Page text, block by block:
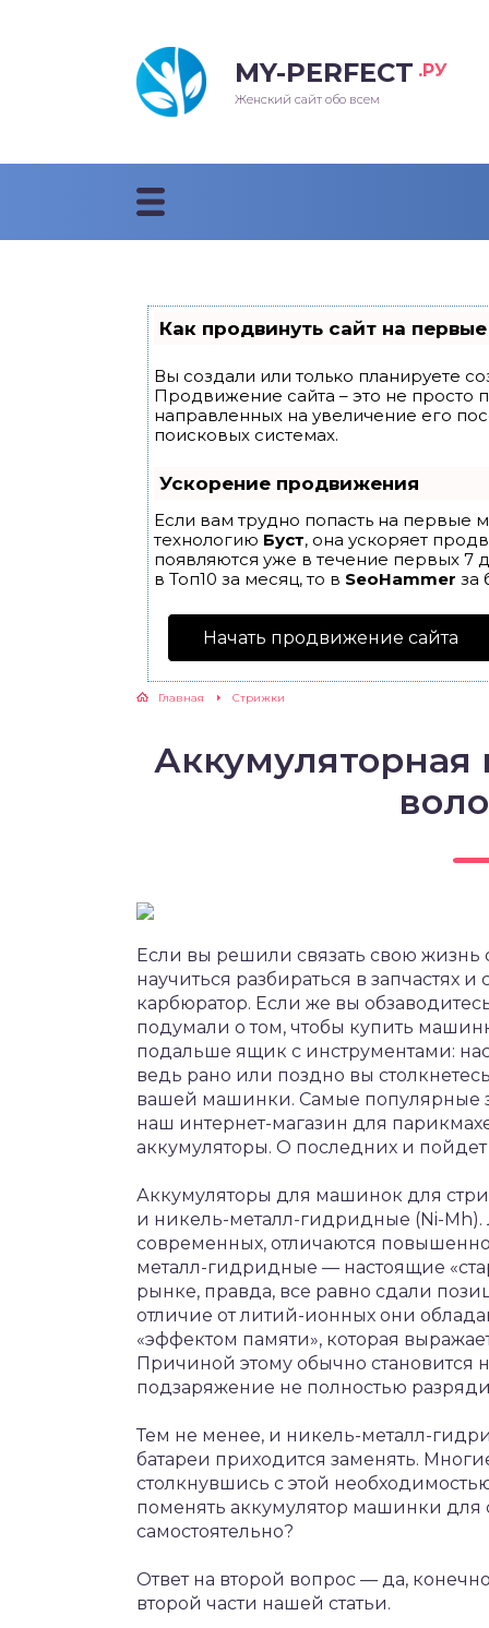
MY-PERFECT .РУ
Женский сайт обо всем
Как продвинуть сайт на
Вы создали или только планируете
Продвижение сайта – это не просто
направленных на увеличение его
поисковых системах.
Ускорение продвижения
Если вам трудно попасть на первые
технологию Буст, она ускоряет
появляются уже в течение первых 7
в Топ10 за месяц, то в SeoHammer за
Начать продвижение сайта
Главная Cтрижки
Если вы решили связать свою жизнь
научиться разбираться в запчастях
карбюратор. Если же вы
подумали о том, чтобы купить
подальше ящик с инструментами:
ведь рано или поздно вы
вашей машинки. Самые популярные
наш интернет-магазин для
аккумуляторы. О последних и
Аккумуляторы для машинок для
и никель-металл-гидридные (Ni-
современных, отличаются
металл-гидридные — настоящие
рынке, правда, все равно сдали
отличие от литий-ионных они
«эффектом памяти», которая
Причиной этому обычно
подзаряжение не полностью
Тем не менее, и никель-металл-
батареи приходится заменять.
столкнувшись с этой
поменять аккумулятор машинки
самостоятельно?
Ответ на второй вопрос — да,
второй части нашей статьи.
прически 2018
стрижки 2018